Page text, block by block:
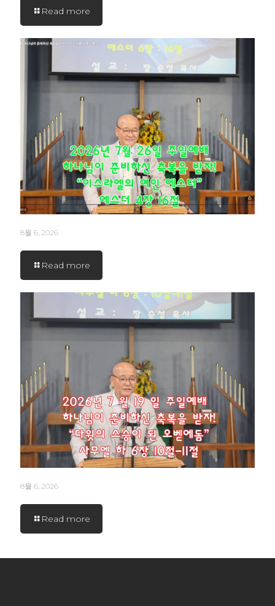
Read more
8월 6, 2026
Read more
8월 6, 2026
Read more